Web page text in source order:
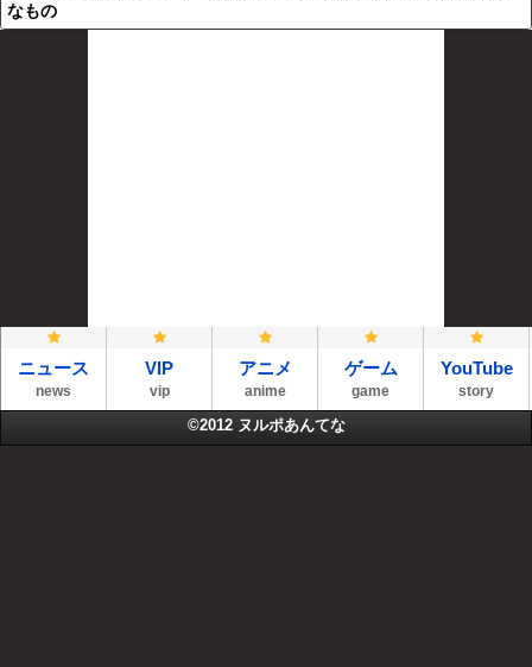
なもの
ニュース
news
VIP
vip
アニメ
anime
ゲーム
game
YouTube
story
©2012 ヌルポあんてな